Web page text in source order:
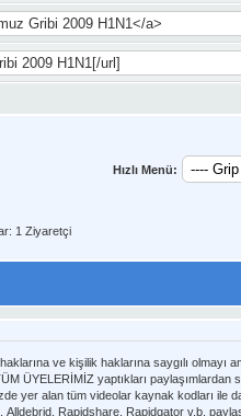
Hızlı Menü:
1 Ziyaretçi
ve kişilik haklarına saygılı olmayı
ÜYELERİMİZ yaptıkları
yer alan tüm videolar kaynak kodları ile